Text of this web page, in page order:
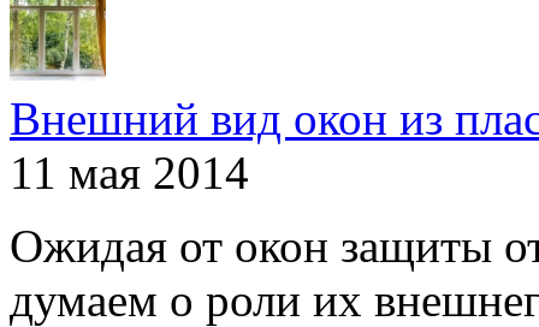
Внешний вид окон из
11 мая 2014
Ожидая от окон защиты
думаем о роли их